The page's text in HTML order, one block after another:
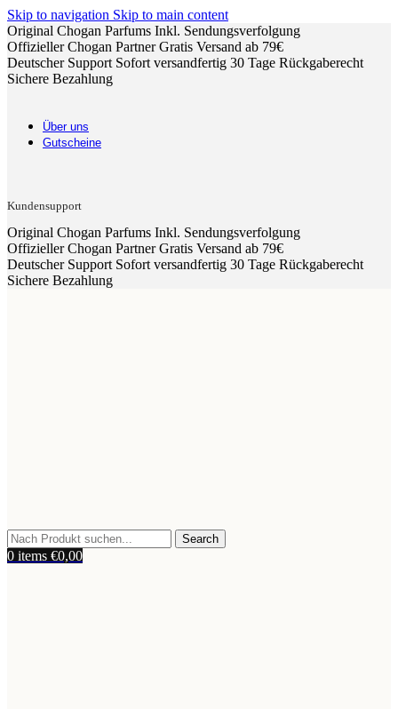
Skip to navigation Skip to main content
Original Chogan Parfums Inkl. Sendungsverfolgung
Offizieller Chogan PartnerGratis Versand ab 79€
Deutscher Support Sofort versandfertig 30 Tage Rückgaberecht
Sichere Bezahlung
Über uns
Gutscheine
Kundensupport
Original Chogan Parfums Inkl. Sendungsverfolgung
Offizieller Chogan PartnerGratis Versand ab 79€
Deutscher Support Sofort versandfertig 30 Tage Rückgaberecht
Sichere Bezahlung
Search
0 items €0,00